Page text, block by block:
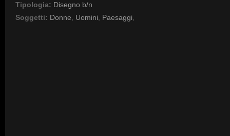
Tipologia: Disegno b/n
Soggetti: Donne Uomini Paesaggi